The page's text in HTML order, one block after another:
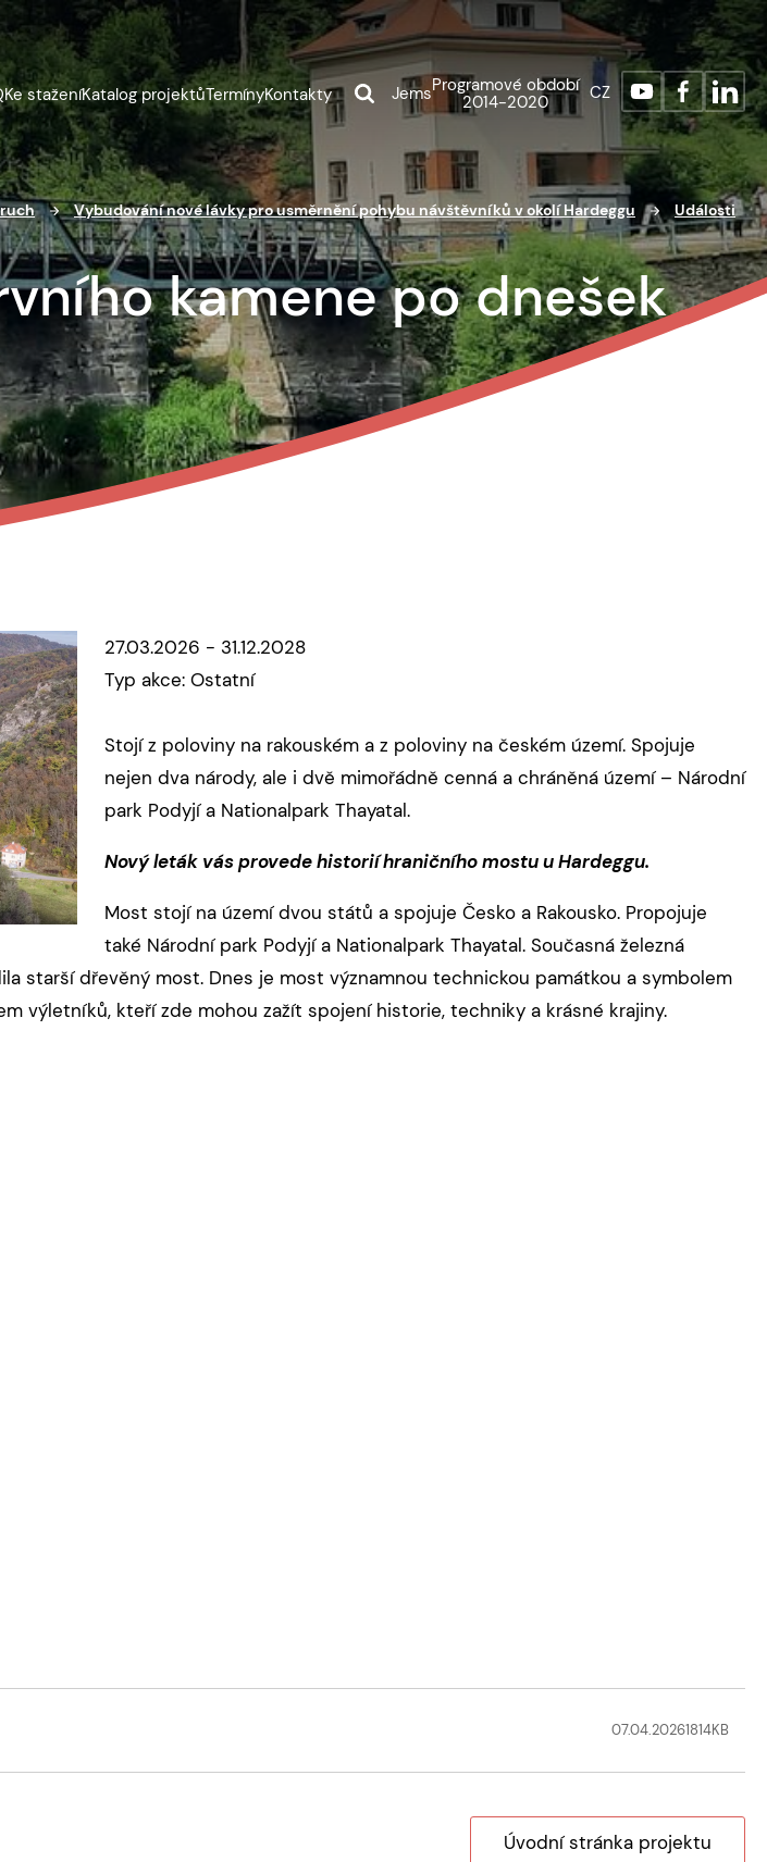
Ke staženíKatalog projektůTermínyKontakty JemsProgramové období
2014-2020
CZ
Vybudování nové lávky pro usměrnění pohybu návštěvníků v okolí Hardeggu
Události
kamene po dnešek
27.03.2026 - 31.12.2028
Typ akce: Ostatní
Stojí z poloviny na rakouském a z poloviny na českém území. Spojuje
nejen dva národy, ale i dvě mimořádně cenná a chráněná území – Národní
park Podyjí a Nationalpark Thayatal.
Nový leták vás provede historií hraničního mostu uHardeggu.
Most stojí na území dvou států a spojuje Česko a Rakousko. Propojuje
také Národní park Podyjía Nationalpark Thayatal. Současná železná
starší dřevěný most. Dnes je most významnou technickou památkou a symbolem
výletníků, kteří zde mohou zažít spojení historie, techniky a krásné krajiny.
07.04.20261814KB
Úvodní stránka projektu